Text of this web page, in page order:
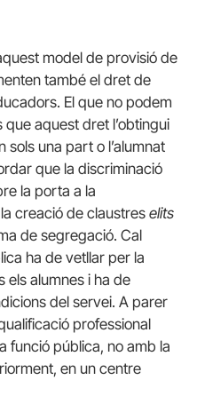
model de provisió de
també el dret de
El que no podem
aquest dret l’obtingui
sols una part o l’alumnat
que la discriminació
la porta a la
creació de claustres elits
de segregació. Cal
ha de vetllar per la
els alumnes i ha de
del servei. A parer
professional
funció pública, no amb la
en un centre